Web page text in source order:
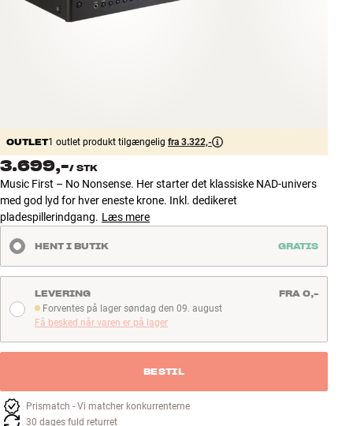
Tilbehør
TILBUD
Find Butik
Kundeservice
Log ind
Kundeservice
Byg med Lyd
OUTLET1 outlet produkt tilgængelig fra 3.322,-
3.699,-/ STK
Music First – No Nonsense. Her starter det klassiske NAD-univers
med god lyd for hver eneste krone. Inkl. dedikeret
pladespillerindgang. Læs mere
HENT I BUTIK GRATIS
Forventes på lager søndag den 09. august
Forventes på lager søndag den 09. august
Få besked når varen er på lager
LEVERING FRA 0,-
BESTIL
Prismatch - Vi matcher konkurrenterne
30 dages fuld returret